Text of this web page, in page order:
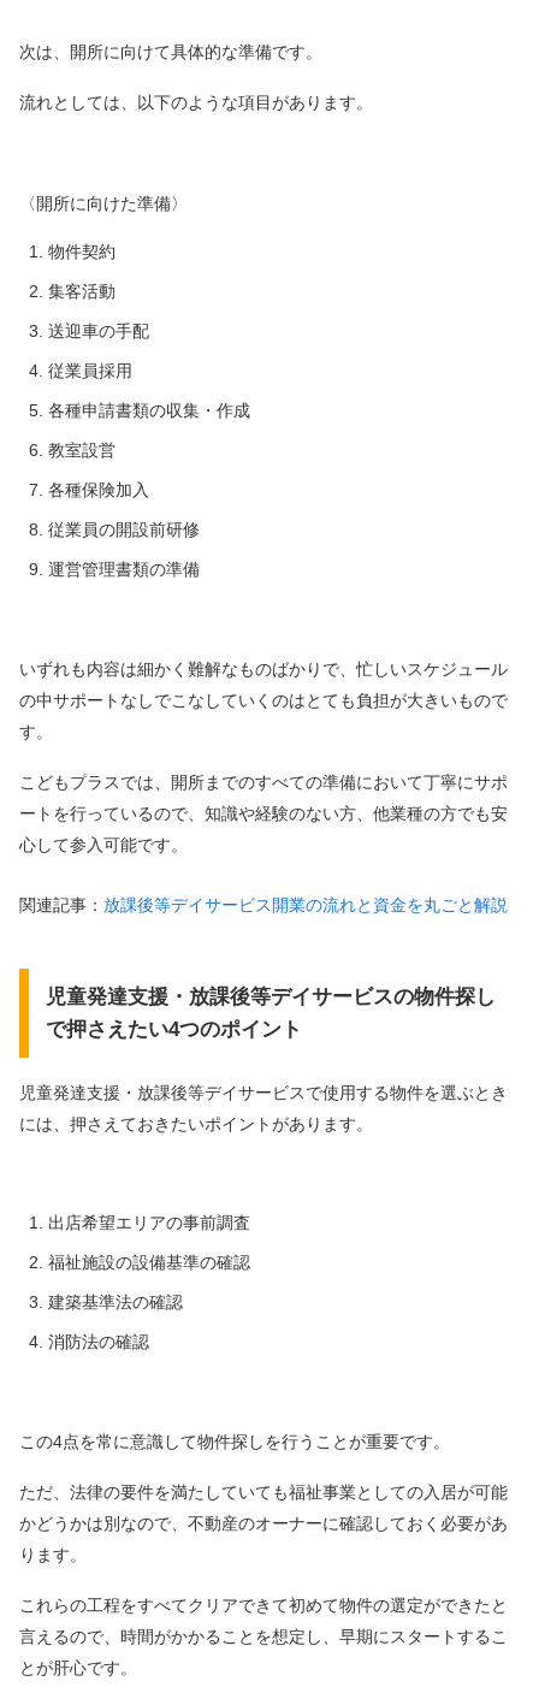
次は、開所に向けて具体的な準備です。
流れとしては、以下のような項目があります。
〈開所に向けた準備〉
物件契約
集客活動
送迎車の手配
従業員採用
各種申請書類の収集・作成
教室設営
各種保険加入
従業員の開設前研修
運営管理書類の準備
いずれも内容は細かく難解なものばかりで、忙しいスケジュール
の中サポートなしでこなしていくのはとても負担が大きいもので
す。
こどもプラスでは、開所までのすべての準備において丁寧にサポ
ートを行っているので、 知識や経験のない方、他業種の方でも安
心して参入可能です。
関連記事： 放課後等デイサービス開業の流れと資金を丸ごと解説
児童発達支援・放課後等デイサービスの物件探し
で押さえたい4つのポイント
児童発達支援・放課後等デイサービスで使用する物件を選ぶとき
には、押さえておきたいポイントがあります。
出店希望エリアの事前調査
福祉施設の設備基準の確認
建築基準法の確認
消防法の確認
この4点を常に意識して物件探しを行うことが重要です。
ただ、法律の要件を満たしていても福祉事業としての入居が可能
かどうかは別なので、不動産のオーナーに確認しておく必要があ
ります。
これらの工程をすべてクリアできて初めて物件の選定ができたと
言えるので、時間がかかる ことを想定し、早期にスタートするこ
とが肝心です。